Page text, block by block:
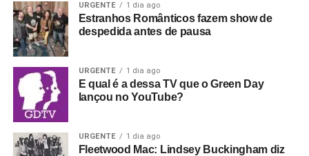
URGENTE 1 dia ago
Estranhos Românticos fazem show de
despedida antes de pausa
URGENTE 1 dia ago
E qual é a dessa TV que o Green Day
lançou no YouTube?
URGENTE 1 dia ago
Fleetwood Mac: Lindsey Buckingham diz